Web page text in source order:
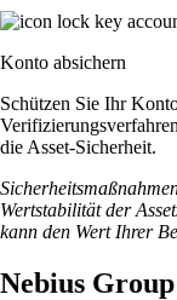
Konto absichern
Schützen Sie Ihr
die Asset-Sicherheit.
Wertstabilität der
kann den Wert Ihrer
Nebius